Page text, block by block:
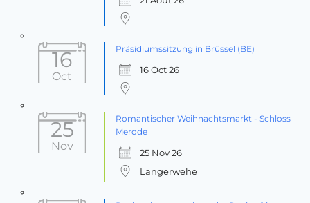
16
Oct
Präsidiumssitzung in Brüssel (BE)
16 Oct 26
25
Nov
Romantischer Weihnachtsmarkt - Schloss
Merode
25 Nov 26
Langerwehe